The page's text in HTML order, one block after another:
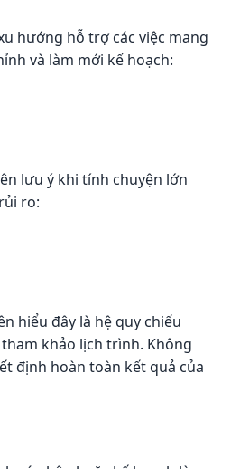
hướng hỗ trợ các việc mang
và làm mới kế hoạch:
lưu ý khi tính chuyện lớn
ro:
hiểu đây là hệ quy chiếu
khảo lịch trình. Không
định hoàn toàn kết quả của